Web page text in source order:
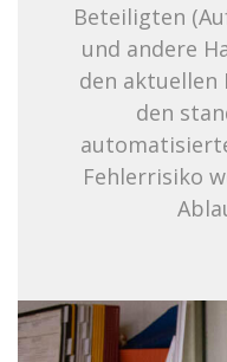
Beteiligten
und andere
den aktuellen
den
Fehlerrisiko